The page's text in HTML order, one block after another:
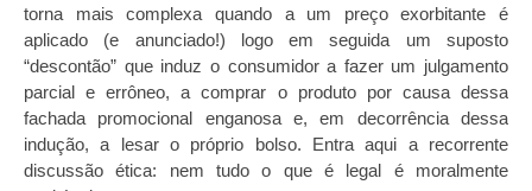
torna mais complexa quando a um preço exorbitante é
aplicado (e anunciado!) logo em seguida um suposto
“descontão” que induz o consumidor a fazer um julgamento
parcial e errôneo, a comprar o produto por causa dessa
fachada promocional enganosa e, em decorrência dessa
indução, a lesar o próprio bolso. Entra aqui a recorrente
discussão ética: nem tudo o que é legal é moralmente